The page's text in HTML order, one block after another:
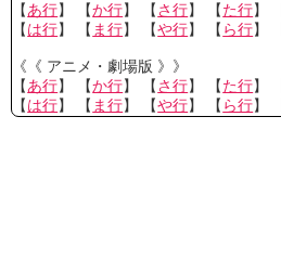
【あ行】 【か行】 【さ行】 【た行】
【は行】 【 ま行】 【や行】 【 ら行】
《《 アニメ・劇場版 》》
【あ行】 【か行】 【さ行】 【た行】
【は行】 【 ま行】 【や行】 【 ら行】